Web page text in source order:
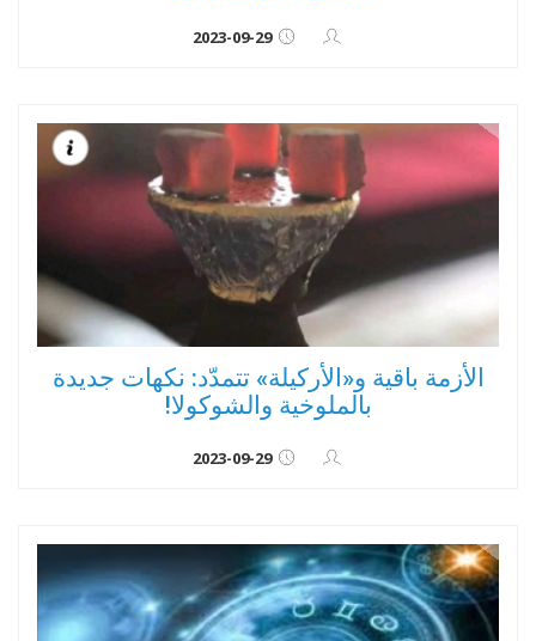
2023-09-29
الأزمة باقية و«الأركيلة» تتمدّد: نكهات جديدة
بالملوخية والشوكولا!
2023-09-29